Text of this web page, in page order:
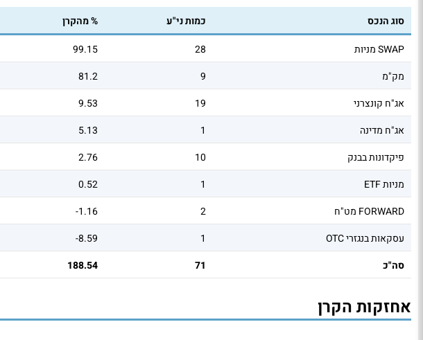
סוג הנכס כמות ני"ע % מהקרן
SWAP מניות
28
99.15
מק"מ
9
81.2
אג"ח קונצרני
19
9.53
אג"ח מדינה
1
5.13
פיקדונות בבנק
10
2.76
מניות ETF
1
0.52
FORWARD מט"ח
2
-1.16
עסקאות בנגזרי OTC
1
-8.59
סה"כ
71
188.54
אחזקות הקרן